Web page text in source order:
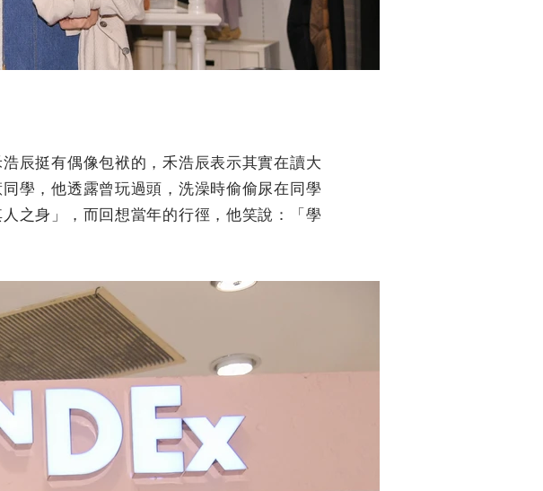
辰挺有偶像包袱的，禾浩辰表示其實在讀大
學，他透露曾玩過頭，洗澡時偷偷尿在同學
之身」，而回想當年的行徑，他笑說：「學